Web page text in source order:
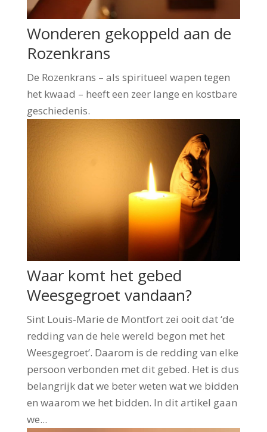
Wonderen gekoppeld aan de
Rozenkrans
De Rozenkrans – als spiritueel wapen tegen
het kwaad – heeft een zeer lange en kostbare
geschiedenis.
Waar komt het gebed
Weesgegroet vandaan?
Sint Louis-Marie de Montfort zei ooit dat ‘de
redding van de hele wereld begon met het
Weesgegroet’. Daarom is de redding van elke
persoon verbonden met dit gebed. Het is dus
belangrijk dat we beter weten wat we bidden
en waarom we het bidden. In dit artikel gaan
we...